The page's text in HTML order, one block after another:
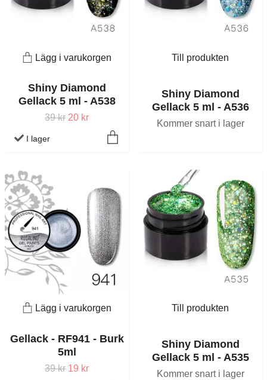
Lägg i varukorgen
Shiny Diamond
Gellack 5 ml - A538
39 kr 20 kr
I lager
Till produkten
Shiny Diamond
Gellack 5 ml - A536
Kommer snart i lager
Lägg i varukorgen
Gellack - RF941 - Burk
5ml
39 kr 19 kr
Till produkten
Shiny Diamond
Gellack 5 ml - A535
Kommer snart i lager